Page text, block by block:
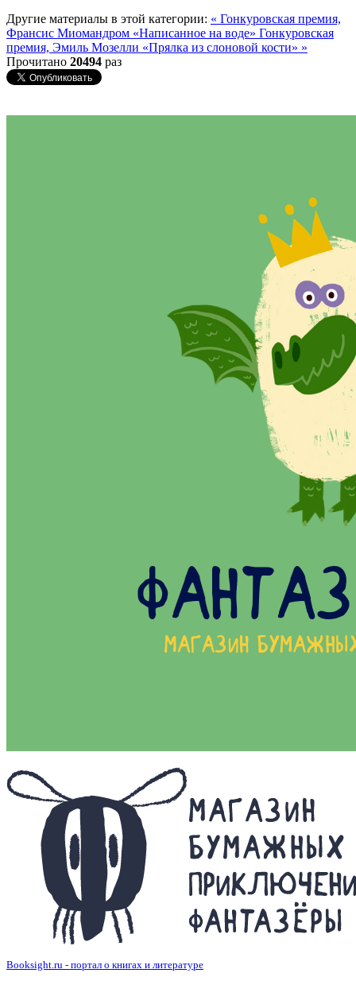
Другие материалы в этой категории: « Гонкуровская премия,
Франсис Миомандром «Написанное на воде» Гонкуровская
премия, Эмиль Мозелли «Прялка из слоновой кости» »
Прочитано 20494 раз
Booksight.ru - портал о книгах и литературе